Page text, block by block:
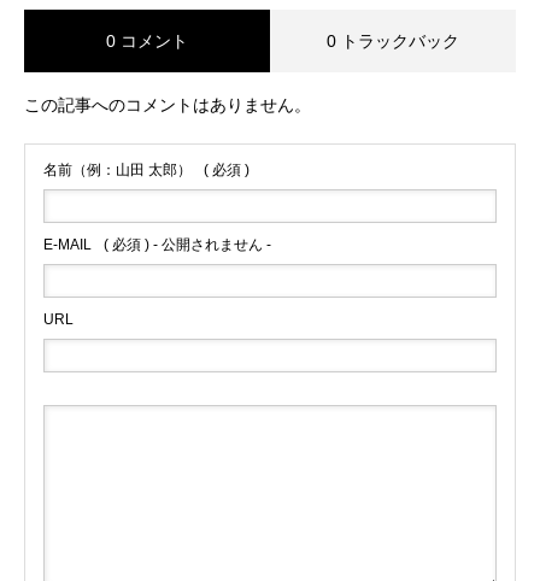
0 コメント 0 トラックバック
この記事へのコメントはありません。
名前（例：山田 太郎） ( 必須 )
E-MAIL ( 必須 ) - 公開されません -
URL